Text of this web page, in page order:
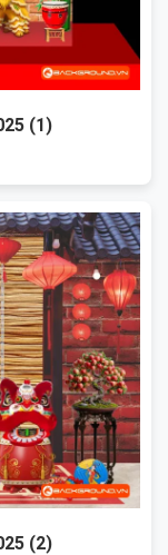
(1)
(2)